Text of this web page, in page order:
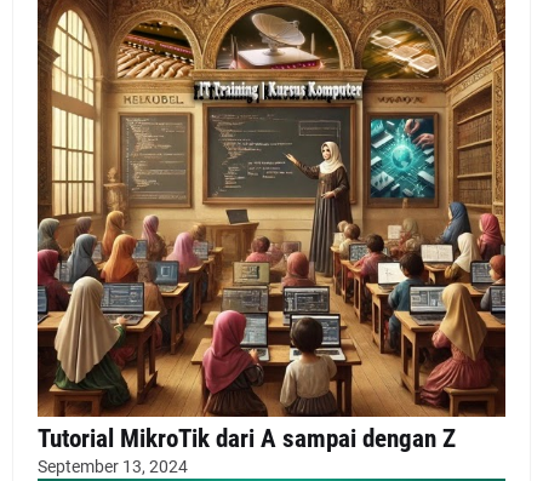
Tutorial MikroTik dari A sampai dengan Z
September 13, 2024